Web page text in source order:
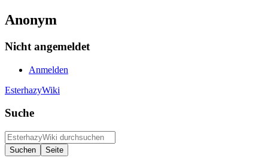
Anonym
Nicht angemeldet
Anmelden
EsterhazyWiki
Suche